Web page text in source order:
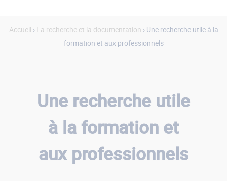
Accueil › La recherche et la documentation › Une recherche utile à la
formation et aux professionnels
Une recherche utile
à la formation et
aux professionnels